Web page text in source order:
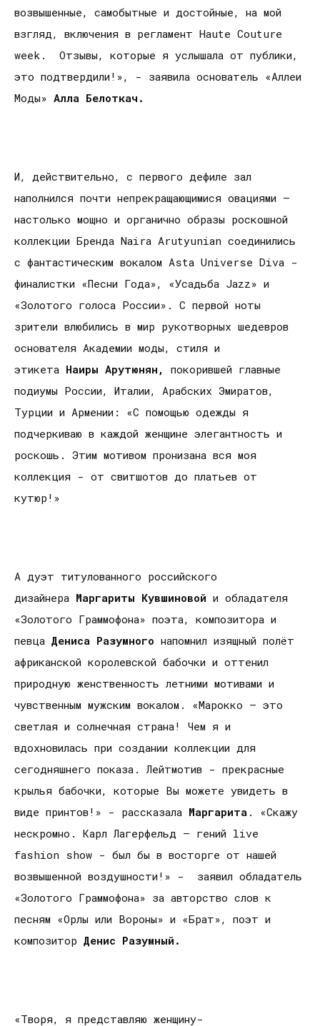
возвышенные, самобытные и достойные, на мой
взгляд, включения в регламент Haute Couture
week. Отзывы, которые я услышала от публики,
это подтвердили!», - заявила основатель «Аллеи
Моды» Алла Белоткач.
И, действительно, с первого дефиле зал
наполнился почти непрекращающимися овациями –
настолько мощно и органично образы роскошной
коллекции Бренда Naira Arutyunian соединились
с фантастическим вокалом Asta Universe Diva -
финалистки «Песни Года», «Усадьба Jazz» и
«Золотого голоса России». С первой ноты
зрители влюбились в мир рукотворных шедевров
основателя Академии моды, стиля и
этикета Наиры Арутюнян,
покорившей главные
подиумы России, Италии, Арабских Эмиратов,
Турции и Армении: «С помощью одежды я
подчеркиваю в каждой женщине элегантность и
роскошь. Этим мотивом пронизана вся моя
коллекция - от свитшотов до платьев от
кутюр!»
А дуэт титулованного российского
дизайнера Маргариты Кувшиновой и обладателя
«Золотого Граммофона» поэта, композитора и
певца Дениса Разумного напомнил изящный полёт
африканской королевской бабочки и оттенил
природную женственность летними мотивами и
чувственным мужским вокалом. «Марокко — это
светлая и солнечная страна! Чем я и
вдохновилась при создании коллекции для
сегодняшнего показа. Лейтмотив - прекрасные
крылья бабочки, которые Вы можете увидеть в
виде принтов!» - рассказала Маргарита . «Скажу
нескромно. Карл Лагерфельд – гений live
fashion show - был бы в восторге от нашей
возвышенной воздушности!» - заявил обладатель
«Золотого Граммофона» за авторство слов к
песням «Орлы или Вороны» и «Брат», поэт и
композитор Денис Разумный.
«Творя, я представляю женщину-